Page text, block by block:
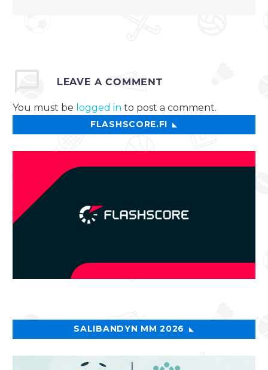
LEAVE A COMMENT
You must be logged in to post a comment.
FLASHSCORE.FI
SALIBANDYN MM 2026